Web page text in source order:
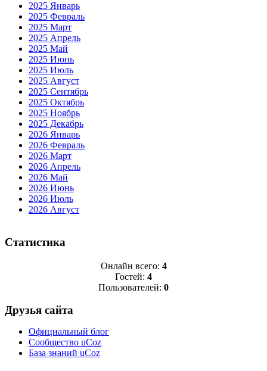
2025 Январь
2025 Февраль
2025 Март
2025 Апрель
2025 Май
2025 Июнь
2025 Июль
2025 Август
2025 Сентябрь
2025 Октябрь
2025 Ноябрь
2025 Декабрь
2026 Январь
2026 Февраль
2026 Март
2026 Апрель
2026 Май
2026 Июнь
2026 Июль
2026 Август
Статистика
Онлайн всего: 4
Гостей: 4
Пользователей: 0
Друзья сайта
Официальный блог
Сообщество uCoz
База знаний uCoz